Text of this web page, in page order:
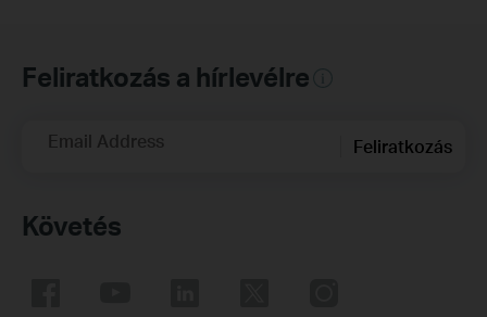
Feliratkozás a hírlevélre
Email Address Feliratkozás
Követés